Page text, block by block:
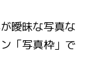
曖昧な写真な
「写真枠」で